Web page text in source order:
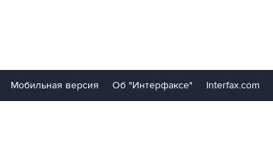
Мобильная версия Об "Интерфаксе" Interfax.com